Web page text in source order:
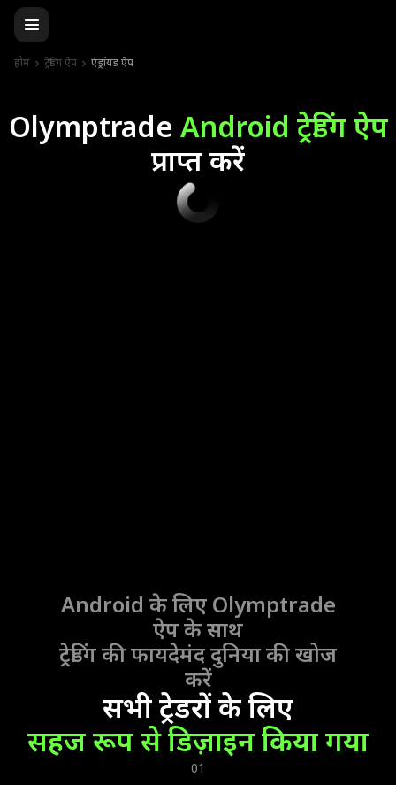
होम ट्रेडिंग ऐप एंड्रॉयड ऐप
Olymptrade Android ट्रेडिंग ऐप
प्राप्त करें
Android के लिए Olymptrade
ऐपके साथ
ट्रेडिंग की फायदेमंद दुनिया की खोज
करें
सभी ट्रेडरों के लिए
सहज रूप से डिज़ाइन किया गया
01